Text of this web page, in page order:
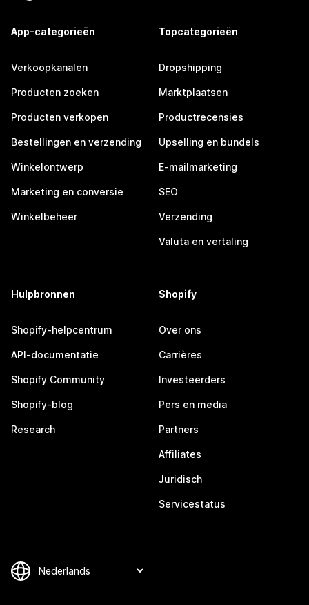
App-categorieën
Verkoopkanalen
Producten zoeken
Producten verkopen
Bestellingen en verzending
Winkelontwerp
Marketing en conversie
Winkelbeheer
Topcategorieën
Dropshipping
Marktplaatsen
Productrecensies
Upselling en bundels
E-mailmarketing
SEO
Verzending
Valuta en vertaling
Hulpbronnen
Shopify-helpcentrum
API-documentatie
Shopify Community
Shopify-blog
Research
Shopify
Over ons
Carrières
Investeerders
Pers en media
Partners
Affiliates
Juridisch
Servicestatus